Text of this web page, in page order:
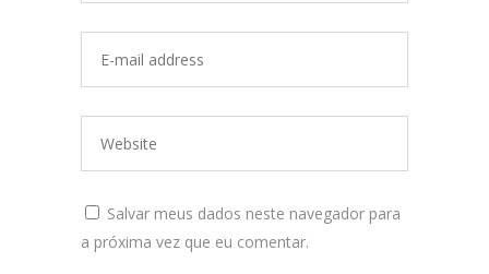
Salvar meus dados neste navegador para
a próxima vez que eu comentar.